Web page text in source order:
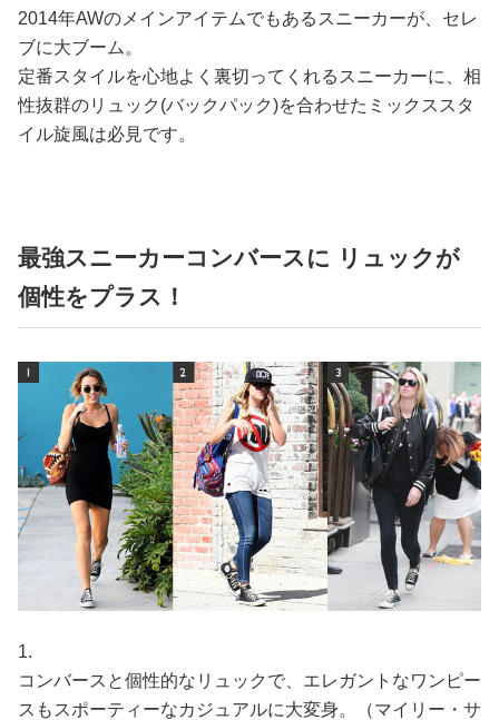
2014年AWのメインアイテムでもあるスニーカーが、セレ
ブに大ブーム。
定番スタイルを心地よく裏切ってくれるスニーカーに、相
性抜群のリュック(バックパック)を合わせたミックススタ
イル旋風は必見です。
最強スニーカーコンバースに リュックが
個性をプラス！
1.
コンバースと個性的なリュックで、エレガントなワンピー
スもスポーティーなカジュアルに大変身。（マイリー・サ